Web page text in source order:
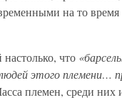
на то
что
этого племени…
племен, среди них